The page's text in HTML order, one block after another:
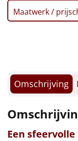
Wake up light
Slowcooker
Noodradio NIEUW
Deken (fleece
Maatwerk /
Omschrijving
Een